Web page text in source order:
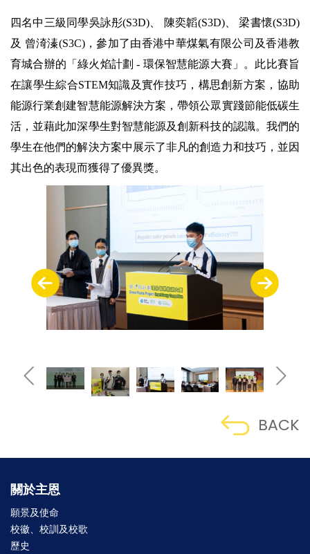
四名中三級同學吳詠彤(S3D)、 陳奕韜(S3D)、 梁書懷(S3D)
及 曾渏溱(S3C)，參加了由香港中華煤氣有限公司及香港教
育城合辦的「綠火焰計劃 - 環保智慧能源大賽」。此比賽旨
在讓學生綜合STEM知識及實作技巧，構思創新方案，協助
能源行業創建智慧能源解決方案，帶領公眾實踐節能低碳生
活，並藉此加深學生對智慧能源及創新科技的認識。我們的
學生在他們的解決方案中展示了非凡的創造力和技巧，並因
其出色的表現而獲得了優異獎。
BACK
關於主恩
願景及使命
校徽、校訓及校歌
歷史